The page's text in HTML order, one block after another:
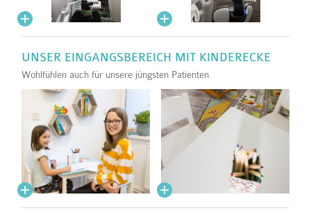
UNSER EINGANGSBEREICH MIT KINDERECKE
Wohlfühlen auch für unsere jüngsten Patienten.